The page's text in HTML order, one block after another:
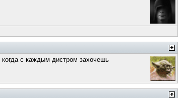
когда с каждым дистром захочешь